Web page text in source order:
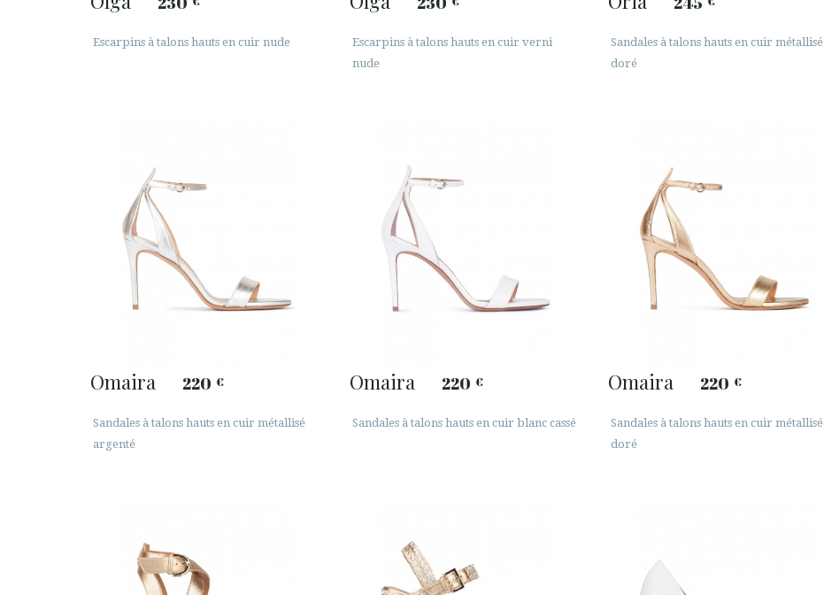
Escarpins à talons hauts en cuir nude
Escarpins à talons hauts en cuir verni
nude
Sandales à talons hauts en cuir métallisé
doré
Omaira 220 €
Sandales à talons hauts en cuir métallisé
argenté
Omaira 220 €
Sandales à talons hauts en cuir blanc cassé
Omaira 220 €
Sandales à talons hauts en cuir métallisé
doré